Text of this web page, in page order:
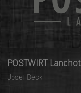
POSTWIRT
Josef Beck